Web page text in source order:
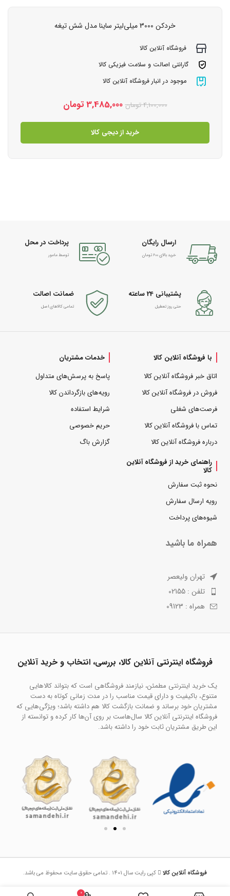
خردکن 3000 میلی‌لیتر ساینا مدل شش تیغه
فروشگاه آنلاین کالا
گارانتی اصالت و سلامت فیزیکی کالا
موجود در انبار فروشگاه آنلاین کالا
4,100,000تومان 3,485,000 تومان
خرید از دیجی کالا
ارسال رایگان
خرید بالای 600 تومان
پرداخت در محل
توسط مامور
پشتیبانی 24 ساعته
حتی روز تعطیل
ضمانت اصالت
تمامی کالاهای اصل
با فروشگاه آنلاین کالا
اتاق خبر فروشگاه آنلاین کالا
فروش در فروشگاه آنلاین کالا
فرصت‌های شغلی
تماس با فروشگاه آنلاین کالا
درباره فروشگاه آنلاین کالا
خدمات مشتریان
پاسخ به پرسش‌های متداول
رویه‌های بازگرداندن کالا
شرایط استفاده
حریم خصوصی
گزارش باگ
راهنمای خرید از فروشگاه آنلاین
کالا
نحوه ثبت سفارش
رویه ارسال سفارش
شیوه‌های پرداخت
همراه ما باشید
تهران ولیعصر
تلفن : 02155
همراه : 09123
فروشگاه اینترنتی آنلاین کالا، بررسی، انتخاب و خرید آنلاین
یک خرید اینترنتی مطمئن، نیازمند فروشگاهی است که بتواند کالاهایی
متنوع، باکیفیت و دارای قیمت مناسب را در مدت زمانی کوتاه به دست
مشتریان خود برساند و ضمانت بازگشت کالا هم داشته باشد؛ ویژگی‌هایی که
فروشگاه اینترنتی آنلاین کالا سال‌هاست بر روی آن‌ها کار کرده و توانسته از
این طریق مشتریان ثابت خود را داشته باشد.
فروشگاه آنلاین کالا کپی رایت سال 1401 . تمامی حقوق سایت محفوظ می باشد.
0